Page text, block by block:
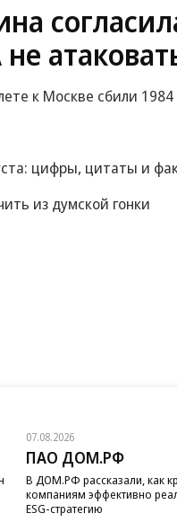
к Москве сбили
цифры, цитаты и
из думской гонки
07.08.2026
ПАО ДОМ.РФ
В ДОМ.РФ рассказали, как
компаниям эффективно
ESG-стратегию